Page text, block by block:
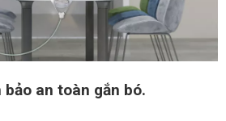
an toàn gắn bó.